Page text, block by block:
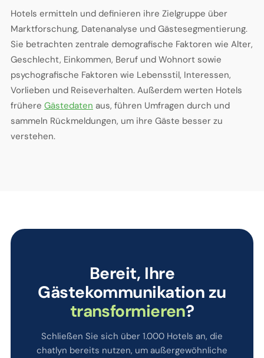
Hotels ermitteln und definieren ihre Zielgruppe über
Marktforschung, Datenanalyse und Gästesegmentierung.
Sie betrachten zentrale demografische Faktoren wie Alter,
Geschlecht, Einkommen, Beruf und Wohnort sowie
psychografische Faktoren wie Lebensstil, Interessen,
Vorlieben und Reiseverhalten. Außerdem werten Hotels
frühere Gästedaten aus, führen Umfragen durch und
sammeln Rückmeldungen, um ihre Gäste besser zu
verstehen.
Bereit, Ihre
Gästekommunikation zu
transformieren?
Schließen Sie sich über 1.000 Hotels an, die
chatlyn bereits nutzen, um außergewöhnliche